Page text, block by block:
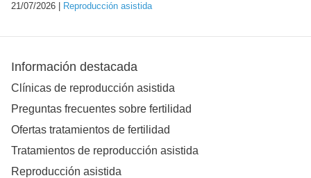
21/07/2026 | Reproducción asistida
Información destacada
Clínicas de reproducción asistida
Preguntas frecuentes sobre fertilidad
Ofertas tratamientos de fertilidad
Tratamientos de reproducción asistida
Reproducción asistida